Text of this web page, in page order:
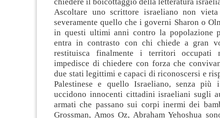
Ascoltare uno scrittore israeliano non
severamente quello che i governi Sharon o
in questi ultimi anni contro la popolazione
entra in contrasto con chi chiede a gran
restituisca finalmente i territori occupati
impedisce di chiedere con forza che
due stati legittimi e capaci di riconoscersi e
Palestinese e quello Israeliano, senza più
uccidono innocenti cittadini israeliani sugli
armati che passano sui corpi inermi dei
Grossman, Amos Oz, Abraham Yehoshua